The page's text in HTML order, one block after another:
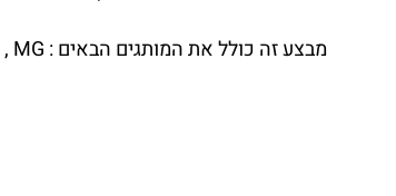
מבצע זה כולל את המותגים הבאים : MG ,